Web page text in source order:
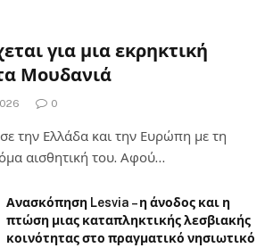
για μια εκρηκτική
Μουδανιά
0
την Ελλάδα και την Ευρώπη με τη
αισθητική του. Αφού…
Ανασκόπηση Lesvia – η άνοδος και η
πτώση μιας καταπληκτικής λεσβιακής
κοινότητας στο πραγματικό νησιωτικό